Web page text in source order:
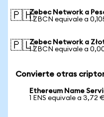
🇵🇭Zebec Network a
1 ZBCN equivale a
🇵🇱Zebec Network a
1 ZBCN equivale a
Convierte otras
Ethereum Name
1 ENS equivale a 3,72